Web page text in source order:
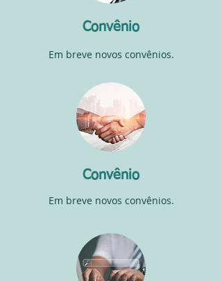
Convênio
Em breve novos convênios.
Convênio
Em breve novos convênios.